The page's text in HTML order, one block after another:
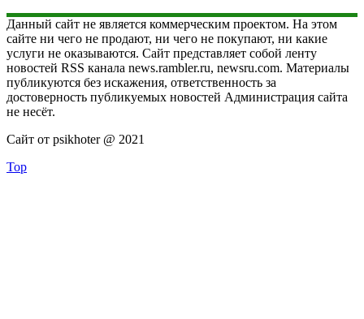
Данный сайт не является коммерческим проектом. На этом
сайте ни чего не продают, ни чего не покупают, ни какие
услуги не оказываются. Сайт представляет собой ленту
новостей RSS канала news.rambler.ru, newsru.com. Материалы
публикуются без искажения, ответственность за
достоверность публикуемых новостей Администрация сайта
не несёт.
Сайт от psikhoter @ 2021
Top